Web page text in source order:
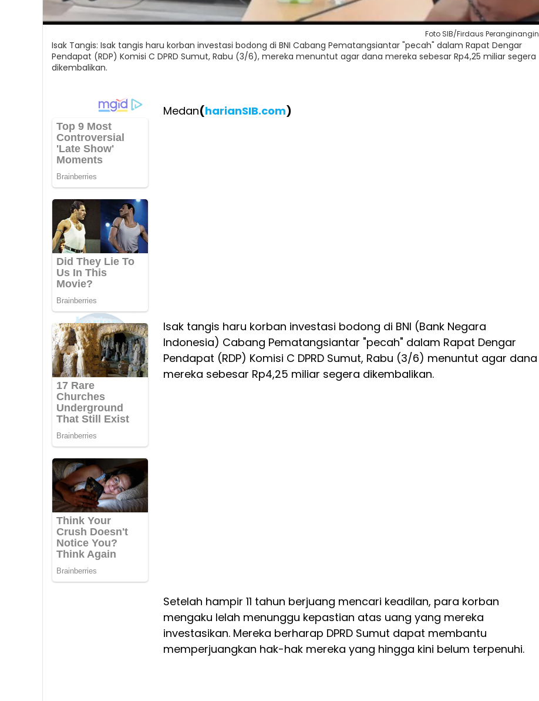
Foto SIB/Firdaus Peranginangin
Isak Tangis: Isak tangis haru korban investasi bodong di BNI Cabang Pematangsiantar "pecah" dalam Rapat Dengar
Pendapat (RDP) Komisi C DPRD Sumut, Rabu (3/6), mereka menuntut agar dana mereka sebesar Rp4,25 miliar segera
dikembalikan.
Medan(harianSIB.com)
Isak tangis haru korban investasi bodong di BNI (Bank Negara
Indonesia) Cabang Pematangsiantar "pecah" dalam Rapat Dengar
Pendapat (RDP) Komisi C DPRD Sumut, Rabu (3/6) menuntut agar dana
mereka sebesar Rp4,25 miliar segera dikembalikan.
Setelah hampir 11 tahun berjuang mencari keadilan, para korban
mengaku lelah menunggu kepastian atas uang yang mereka
investasikan. Mereka berharap DPRD Sumut dapat membantu
memperjuangkan hak-hak mereka yang hingga kini belum terpenuhi.